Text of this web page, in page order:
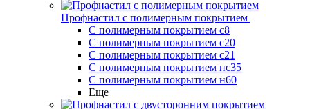
Профнастил с полимерным покрытием
С полимерным покрытием с8
С полимерным покрытием с20
С полимерным покрытием с21
С полимерным покрытием нс35
С полимерным покрытием н60
Еще